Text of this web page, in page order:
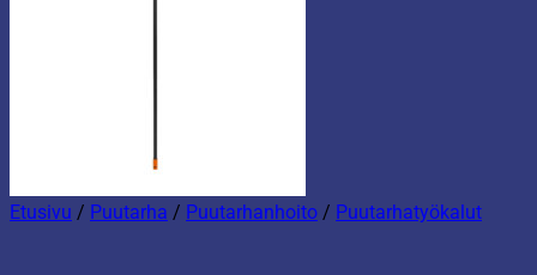
Etusivu / Puutarha / Puutarhanhoito / Puutarhatyökalut